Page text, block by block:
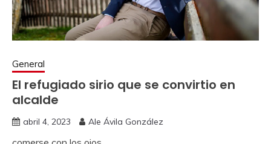
General
El refugiado sirio que se convirtio en
alcalde
abril 4, 2023 Ale Ávila González